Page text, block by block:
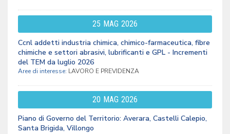
25 MAG 2026
Ccnl addetti industria chimica, chimico-farmaceutica, fibre
chimiche e settori abrasivi, lubrificanti e GPL - Incrementi
del TEM da luglio 2026
Aree di interesse: LAVORO E PREVIDENZA
20 MAG 2026
Piano di Governo del Territorio: Averara, Castelli Calepio,
Santa Brigida, Villongo